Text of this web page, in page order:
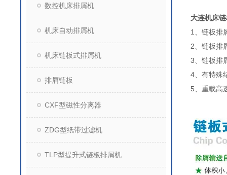
数控机床排屑机
机床自动排屑机
机床链板式排屑机
排屑链板
CXF型磁性分离器
ZDG型纸带过滤机
TLP型提升式链板排屑机
大连机床
1、链板排
2、链板排
3、链板排
4、有特殊
5、重载高